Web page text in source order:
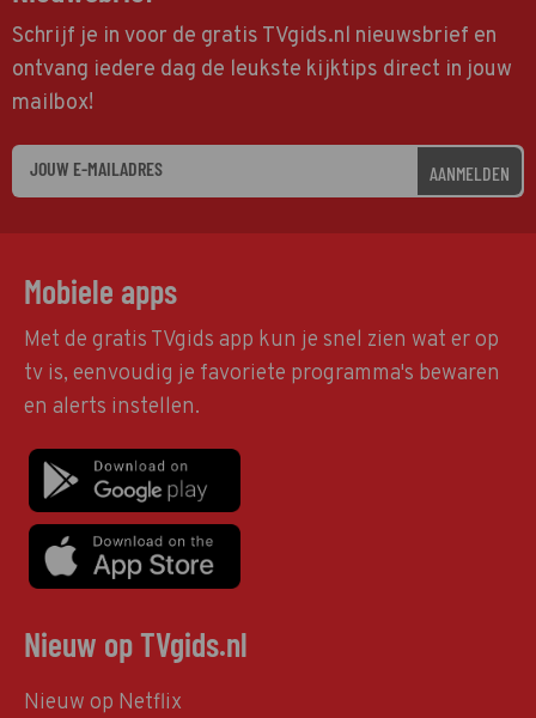
Schrijf je in voor de gratis TVgids.nl nieuwsbrief en
ontvang iedere dag de leukste kijktips direct in jouw
mailbox!
AANMELDEN
Mobiele apps
Met de gratis TVgids app kun je snel zien wat er op
tv is, eenvoudig je favoriete programma's bewaren
en alerts instellen.
Nieuw op TVgids.nl
Nieuw op Netflix